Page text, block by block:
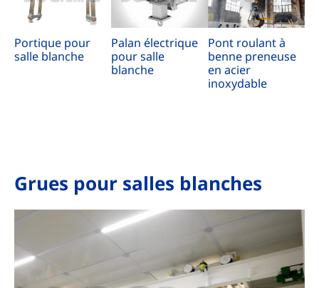
Portique pour
salle blanche
Palan électrique
pour salle
blanche
Pont roulant à
benne preneuse
en acier
inoxydable
Grues pour salles blanches